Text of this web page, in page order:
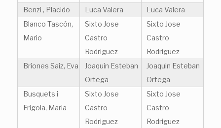
Benzi , Placido
Luca Valera
Luca Valera
Blanco Tascón,
Mario
Sixto Jose
Castro
Rodriguez
Sixto Jose
Castro
Rodriguez
Briones Saiz, Eva
Joaquin Esteban
Ortega
Joaquin Esteban
Ortega
Busquets i
Frigola, Maria
Sixto Jose
Castro
Rodriguez
Sixto Jose
Castro
Rodriguez